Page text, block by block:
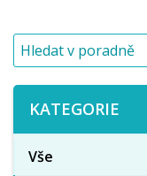
KATEGORIE
Vše